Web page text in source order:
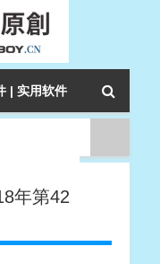
| 实用软件
年第42